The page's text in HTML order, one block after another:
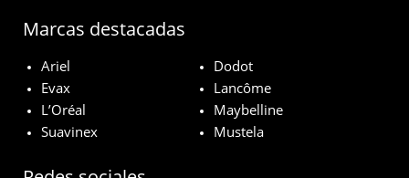
Marcas destacadas
Ariel
Dodot
Evax
Lancôme
L’Oréal
Maybelline
Suavinex
Mustela